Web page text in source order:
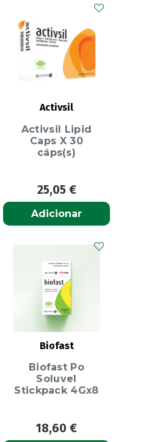
Activsil
Activsil Lipid
Caps X 30
cáps(s)
25,05 €
Adicionar
Biofast
Biofast Po
Soluvel
Stickpack 4Gx8
18,60 €